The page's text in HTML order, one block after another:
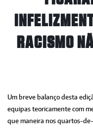
RACISMO
Um breve balanço desta
equipas teoricamente com
que maneira nos quartos-de-